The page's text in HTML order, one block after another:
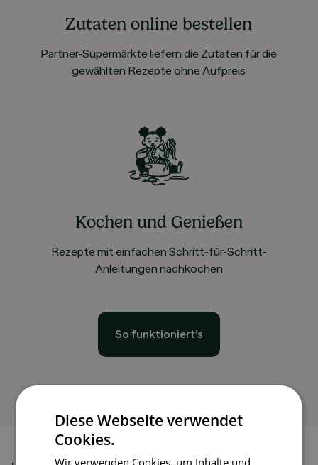
Zutaten online bestellen
Partner-Supermärkte liefern die Zutaten für die
gewählten Rezepte ohne Aufpreis
Kochen und Genießen
Rezepte mit einfachen Schritt-für-Schritt-
Anleitungen nachkochen
So funktioniert’s
Diese Webseite verwendet
Cookies.
Wir verwenden Cookies, um Inhalte und